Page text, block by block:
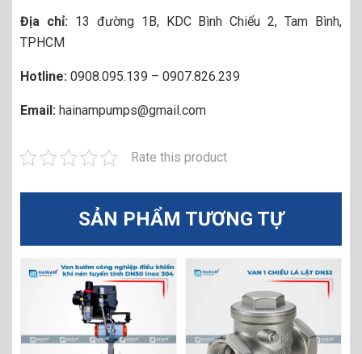
Địa chỉ:13 đường 1B, KDC Bình Chiểu 2, Tam Bình,
TPHCM
Hotline: 0908.095.139 – 0907.826.239
Email: hainampumps@gmail.com
Rate this product
SẢN PHẨM TƯƠNG TỰ